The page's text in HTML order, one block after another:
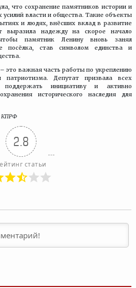
что сохранение памятников истории и
усилий власти и общества. Такие объекты
и людях, внёсших вклад в развитие
выразила надежду на скорое начало
памятник Ленину вновь занял
посёлка, став символом единства и
это важная часть работы по укреплению
патриотизма. Депутат призвала всех
поддержать инициативу и активно
исторического наследия для
КПРФ
2.8
статьи